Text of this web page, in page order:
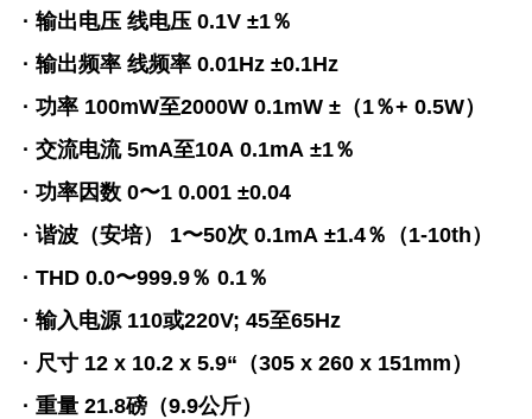
· 输出电压 线电压 0.1V ±1％
· 输出频率 线频率 0.01Hz ±0.1Hz
· 功率 100mW至2000W 0.1mW ±（1％+ 0.5W）
· 交流电流 5mA至10A 0.1mA ±1％
· 功率因数 0〜1 0.001 ±0.04
· 谐波（安培） 1〜50次 0.1mA ±1.4％（1-10th）
· THD 0.0〜999.9％ 0.1％
· 输入电源 110或220V; 45至65Hz
· 尺寸 12 x 10.2 x 5.9“（305 x 260 x 151mm）
· 重量 21.8磅（9.9公斤）